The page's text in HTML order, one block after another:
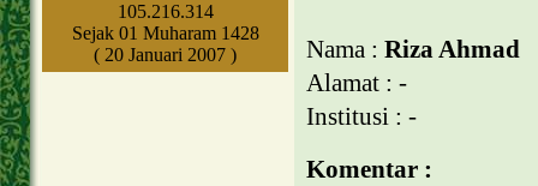
105.216.314
Sejak 01 Muharam 1428
( 20 Januari 2007 )
Nama : Riza Ahmad
Alamat : -
Institusi : -
Komentar :